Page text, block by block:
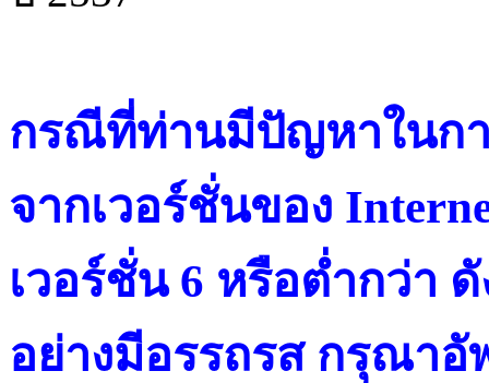
กรณีที่ท่านมีปัญหาในกา
จากเวอร์ชั่นของ
เวอร์ชั่น 6 หรือต่ำกว่า
อย่างมีอรรถรส กรุณาอั